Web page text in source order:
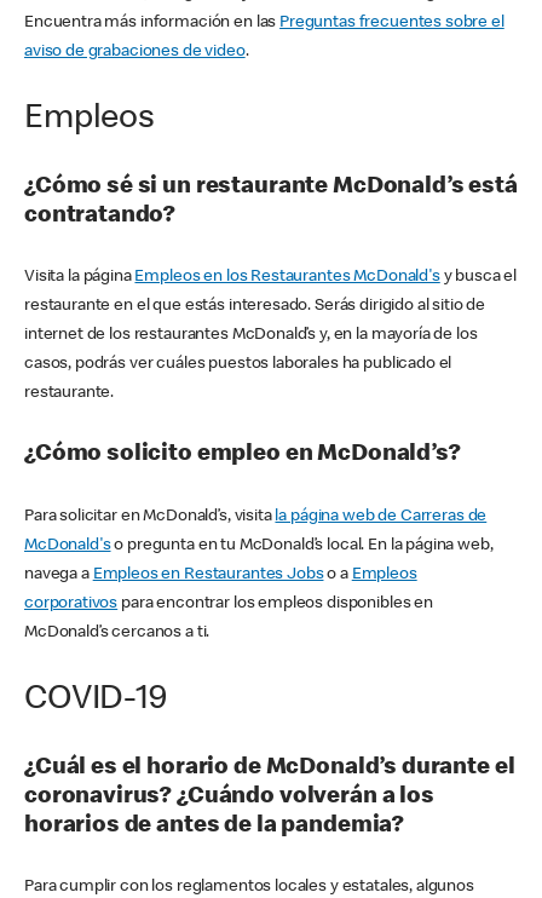
Encuentra más información en las Preguntas frecuentes sobre el
aviso de grabaciones de video.
Empleos
¿Cómo sé si un restaurante McDonald’s está
contratando?
Visita la página Empleos en los Restaurantes McDonald'sy busca el
restaurante en el que estás interesado. Serás dirigido al sitio de
internet de los restaurantes McDonald’s y, en la mayoría de los
casos, podrás ver cuáles puestos laborales ha publicado el
restaurante.
¿Cómo solicito empleo en McDonald’s?
Para solicitar en McDonald’s, visita la página web de Carreras de
McDonald'so pregunta en tu McDonald’s local. En la página web,
navega a Empleos en Restaurantes Jobso a Empleos
corporativos para encontrar los empleos disponibles en
McDonald’s cercanos a ti.
COVID-19
¿Cuál es el horario de McDonald’s durante el
coronavirus? ¿Cuándo volverán a los
horarios de antes de la pandemia?
Para cumplir con los reglamentos locales y estatales, algunos